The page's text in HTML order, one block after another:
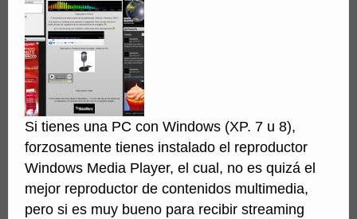
Si tienes una PC con Windows (XP. 7 u 8),
forzosamente tienes instalado el reproductor
Windows Media Player, el cual, no es quizá el
mejor reproductor de contenidos multimedia,
pero si es muy bueno para recibir streaming